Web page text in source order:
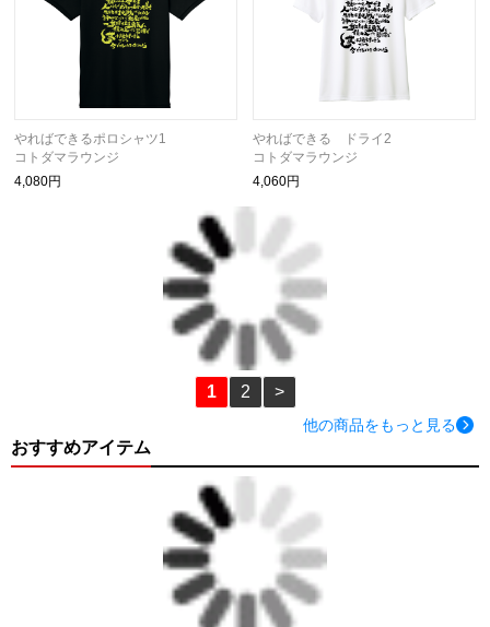
やればできるポロシャツ1
コトダマラウンジ
4,080円
やればできる ドライ2
コトダマラウンジ
4,060円
1 2 >
他の商品をもっと見る
おすすめアイテム